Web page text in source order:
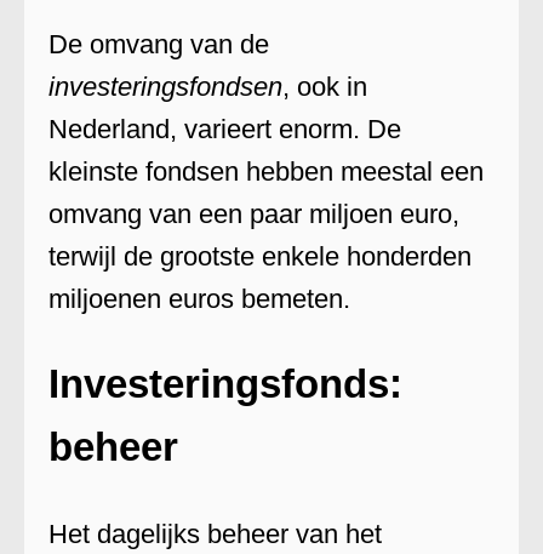
De omvang van de
investeringsfondsen, ook in
Nederland, varieert enorm. De
kleinste fondsen hebben meestal een
omvang van een paar miljoen euro,
terwijl de grootste enkele honderden
miljoenen euros bemeten.
Investeringsfonds:
beheer
Het dagelijks beheer van het